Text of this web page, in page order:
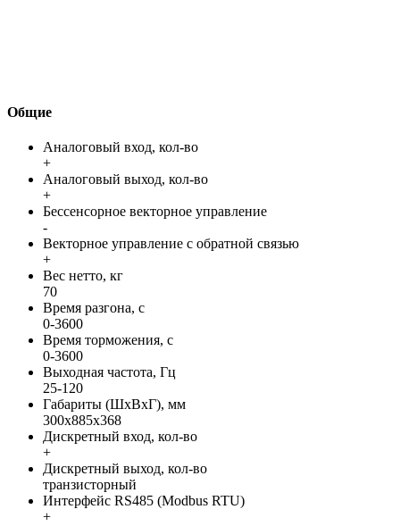
Общие
Аналоговый вход, кол-во
+
Аналоговый выход, кол-во
+
Бессенсорное векторное управление
-
Векторное управление с обратной связью
+
Вес нетто, кг
70
Время разгона, с
0-3600
Время торможения, с
0-3600
Выходная частота, Гц
25-120
Габариты (ШхВхГ), мм
300x885x368
Дискретный вход, кол-во
+
Дискретный выход, кол-во
транзисторный
Интерфейс RS485 (Modbus RTU)
+